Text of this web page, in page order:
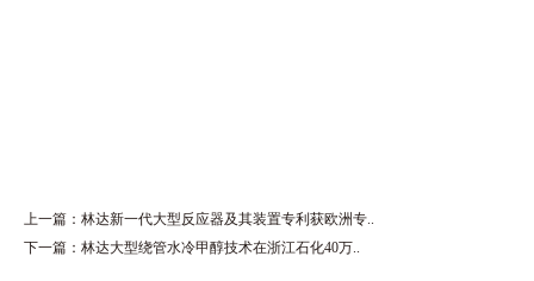
上一篇： 林达新一代大型反应器及其装置专利获欧洲专..
下一篇： 林达大型绕管水冷甲醇技术在浙江石化40万..